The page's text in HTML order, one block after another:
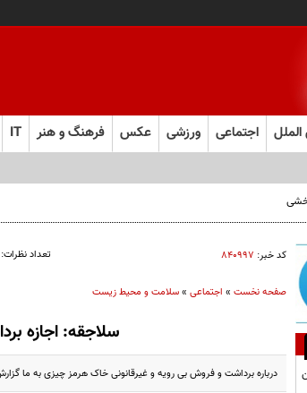
الملل اجتماعی ورزشی عکس فرهنگ و هنر IT
کد خبر: ۸۴۰۹۹۷ تعداد نظرات:
صفحه نخست» اجتماعی»سلامت و محیط زیست
سلاجقه: اجازه
درباره برداشت و فروش بی رویه و غیرقانونی خاک هرمز چیزی به ما